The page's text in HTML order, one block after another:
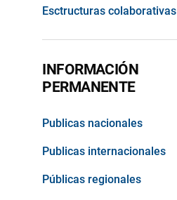
Esctructuras colaborativas
INFORMACIÓN
PERMANENTE
Publicas nacionales
Publicas internacionales
Públicas regionales